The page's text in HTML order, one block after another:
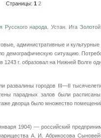
Страницы: 1 2
Русского народа. Устан. Ига
административные и
демографическую ситуацию.
г. образовал на Нижней Волге
развалины городов III—II
парадных залов были
дворца было множество
1904) — российский
А. И. Абрикосова